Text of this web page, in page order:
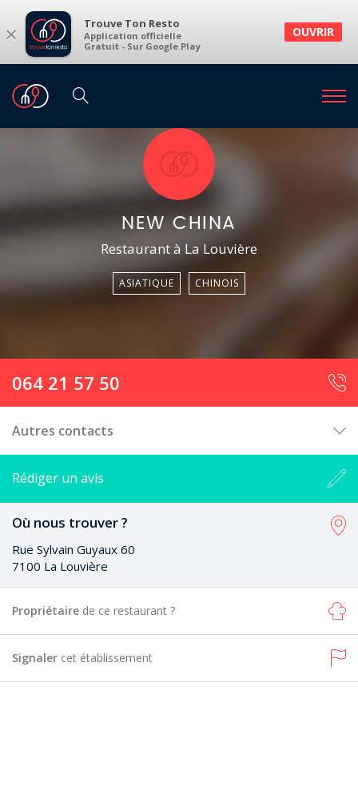
× Trouve Ton Resto
Application officielle
Gratuit - Sur Google Play
OUVRIR
NEW CHINA
Restaurant à La Louvière
ASIATIQUE CHINOIS
064 21 57 50
Autres contacts
Rédiger un avis
Où nous trouver ?
Rue Sylvain Guyaux 60
7100 La Louvière
Propriétaire de ce restaurant ?
Signaler cet établissement